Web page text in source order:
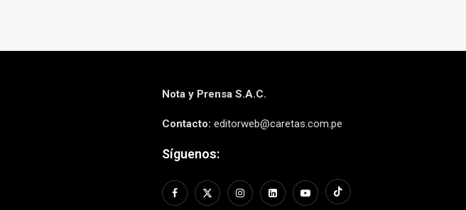
Nota y Prensa S.A.C.
Contacto: editorweb@caretas.com.pe
Síguenos: